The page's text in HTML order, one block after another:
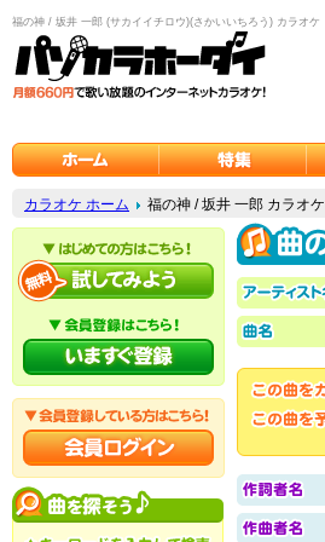
福の神 / 坂井 一郎 (サカイイチロウ)(さかいいちろう) カラオケ
カラオケ ホーム 福の神 / 坂井 一郎 カラオケ